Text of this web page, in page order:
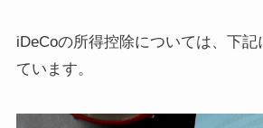
iDeCoの所得控除については、下記
ています。